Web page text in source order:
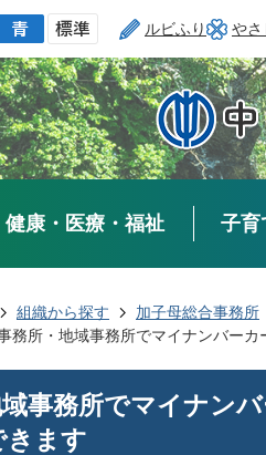
ルビふり やさ
健康・医療・福祉 子育
組織から探す 加子母総合事務所
務所・地域事務所でマイナンバー
事務所でマイナン
きます